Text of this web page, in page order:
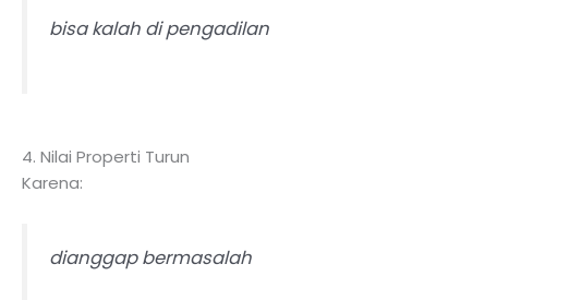
bisa kalah di pengadilan
4. Nilai Properti Turun
Karena:
dianggap bermasalah